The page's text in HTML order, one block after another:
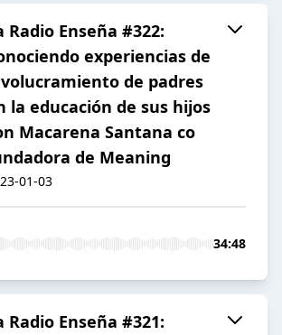
Radio Enseña #322:
experiencias de
de padres
la educación de sus hijos
Macarena Santana co
de Meaning
01-03
34:48
Radio Enseña #321: